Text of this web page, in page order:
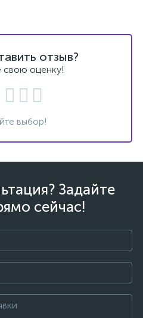
отзыв?
свою оценку!
выбор!
Задайте
сейчас!